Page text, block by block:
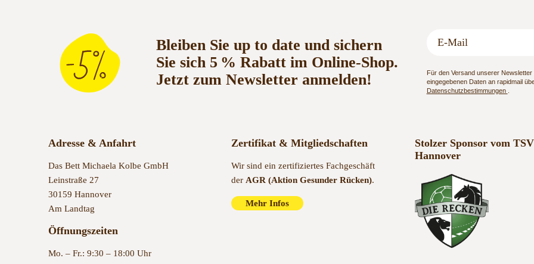
Bleiben Sie up to date und sichern
Sie sich 5 % Rabatt im Online-Shop.
Jetzt zum Newsletter anmelden!
Für den Versand unserer
eingegebenen Daten an rapidmail
Datenschutzbestimmungen
Adresse & Anfahrt
Das Bett Michaela Kolbe GmbH
Leinstraße 27
30159 Hannover
Am Landtag
Öffnungszeiten
Mo. – Fr.: 9:30 – 18:00 Uhr
Zertifikat & Mitgliedschaften
Wir sind ein zertifiziertes Fachgeschäft
der AGR (Aktion Gesunder Rücken).
Mehr Infos
Stolzer Sponsor vom TSV
Hannover